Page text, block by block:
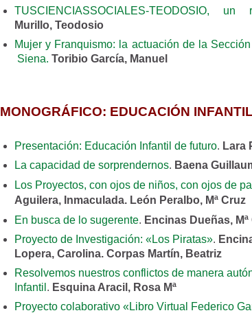
TUSCIENCIASSOCIALES-TEODOSIO,
Murillo, Teodosio
Mujer y Franquismo: la actuación de la
Siena. Toribio García, Manuel
MONOGRÁFICO: EDUCACIÓN INFANTIL
Presentación: Educación Infantil de futuro. Lara
La capacidad de sorprendernos. Baena
Los Proyectos, con ojos de niños, con ojos de
Aguilera, Inmaculada. León Peralbo, Mª Cruz
En busca de lo sugerente. Encinas Dueñas,
Proyecto de Investigación: «Los Piratas».
Lopera, Carolina. Corpas Martín, Beatriz
Resolvemos nuestros conflictos de manera
Infantil . Esquina Aracil, Rosa Mª
Proyecto colaborativo «Libro Virtual Federico